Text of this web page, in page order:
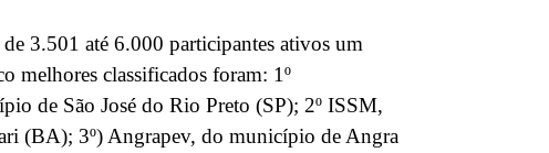
3.501 até 6.000 participantes ativos um
melhores classificados foram: 1º
de São José do Rio Preto (SP); 2º ISSM,
(BA); 3º) Angrapev, do município de Angra